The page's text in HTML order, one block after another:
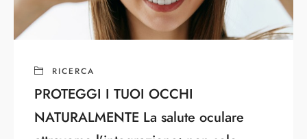
RICERCA
PROTEGGI I TUOI OCCHI
NATURALMENTE La salute oculare